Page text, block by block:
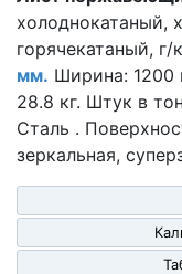
холоднокатаный,
горячекатаный, г/к
мм. Ширина: 1200
28.8 кг. Штук в
Сталь .
зеркальная,